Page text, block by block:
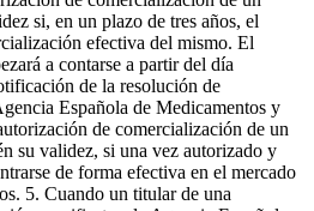
si, en un plazo de tres años, el
efectiva del mismo. El
a contarse a partir del día
de la resolución de
Española de Medicamentos y
de comercialización de un
su validez, si una vez autorizado y
de forma efectiva en el mercado
5. Cuando un titular de una